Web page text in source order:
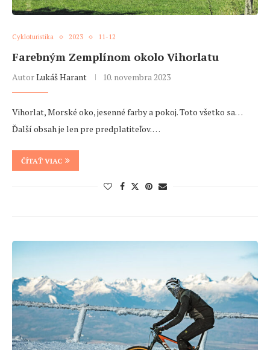
Cykloturistika 2023 11-12
Farebným Zemplínom okolo Vihorlatu
AutorLukáš Harant 10. novembra 2023
Vihorlat, Morské oko, jesenné farby a pokoj. Toto všetko sa…
Ďalší obsah je len pre predplatiteľov. …
ČÍTAŤ VIAC